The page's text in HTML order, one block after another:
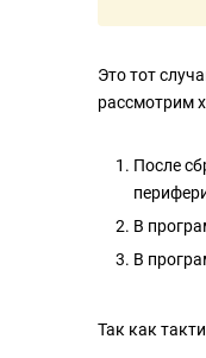
Это тот
рассмотрим
После
В
В
Так как